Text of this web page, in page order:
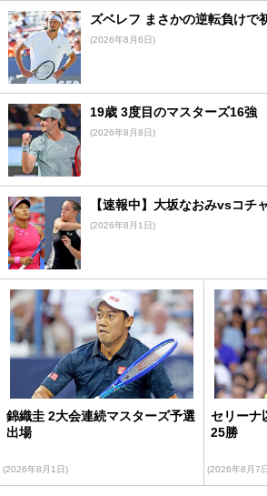
ズベレフ まさかの逆転負けで
(2026年8月6日)
19歳 3度目のマスターズ16強
(2026年8月8日)
【速報中】大坂なおみvsコチ
(2026年8月1日)
錦織圭 2大会連続マスターズ予選
出場
(2026年8月1日)
セリーナ
25勝
(2026年8月7